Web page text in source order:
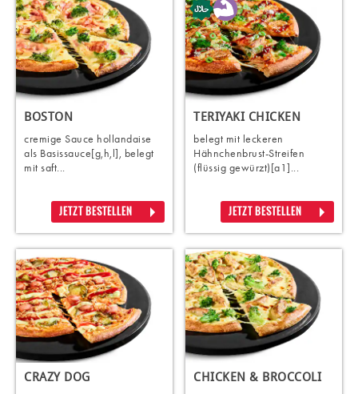
BOSTON
cremige Sauce hollandaise
als Basissauce[g,h,l], belegt
mit saft...
JETZT BESTELLEN
TERIYAKI CHICKEN
belegt mit leckeren
Hähnchenbrust-Streifen
(flüssig gewürzt)[a1]...
JETZT BESTELLEN
CRAZY DOG CHICKEN & BROCCOLI